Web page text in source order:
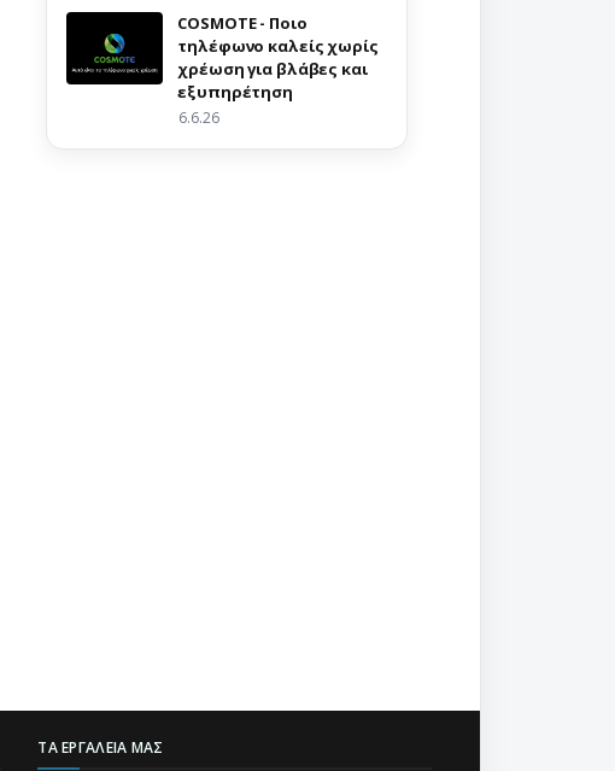
COSMOTE - Ποιο
τηλέφωνο καλείς χωρίς
χρέωση για βλάβες και
εξυπηρέτηση
6.6.26
ΤΑ ΕΡΓΑΛΕΊΑ ΜΑΣ